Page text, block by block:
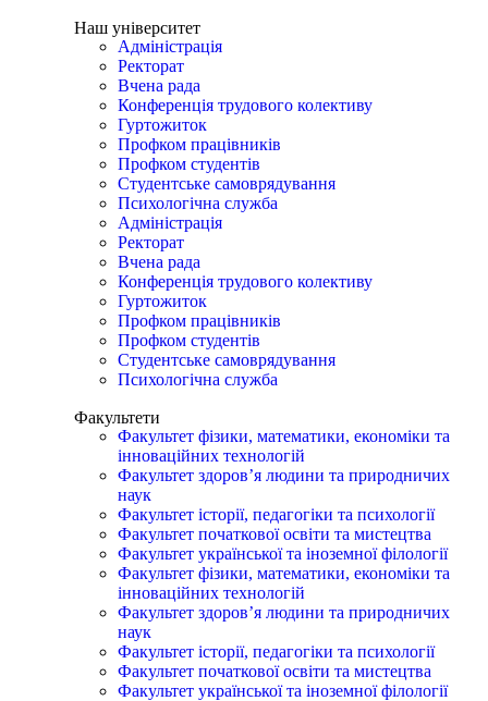
Наш університет
Адміністрація
Ректорат
Вчена рада
Конференція трудового колективу
Гуртожиток
Профком працівників
Профком студентів
Студентське самоврядування
Психологічна служба
Адміністрація
Ректорат
Вчена рада
Конференція трудового колективу
Гуртожиток
Профком працівників
Профком студентів
Студентське самоврядування
Психологічна служба
Факультети
Факультет фізики, математики, економіки та
інноваційних технологій
Факультет здоров’я людини та природничих
наук
Факультет історії, педагогіки та психології
Факультет початкової освіти та мистецтва
Факультет української та іноземної філології
Факультет фізики, математики, економіки та
інноваційних технологій
Факультет здоров’я людини та природничих
наук
Факультет історії, педагогіки та психології
Факультет початкової освіти та мистецтва
Факультет української та іноземної філології